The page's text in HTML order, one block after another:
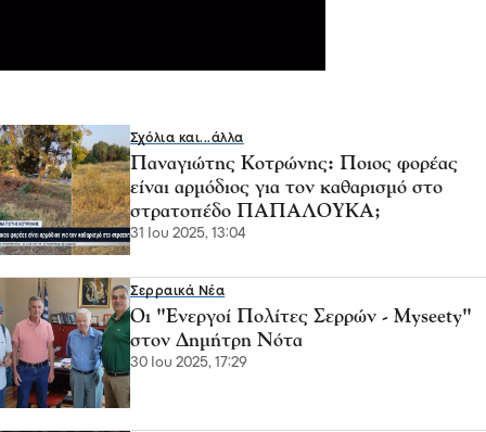
Σχόλια και...άλλα
Παναγιώτης Κοτρώνης: Ποιος φορέας
είναι αρμόδιος για τον καθαρισμό στο
στρατοπέδο ΠΑΠΑΛΟΥΚΑ;
31 Ιου 2025, 13:04
Σερραικά Νέα
Οι "Ενεργοί Πολίτες Σερρών - Myseety"
στον Δημήτρη Νότα
30 Ιου 2025, 17:29